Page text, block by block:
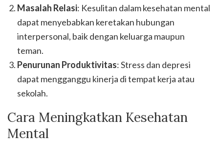
Masalah Relasi: Kesulitan dalam kesehatan mental
dapat menyebabkan keretakan hubungan
interpersonal, baik dengan keluarga maupun
teman.
Penurunan Produktivitas: Stress dan depresi
dapat mengganggu kinerja di tempat kerja atau
sekolah.
Cara Meningkatkan Kesehatan
Mental